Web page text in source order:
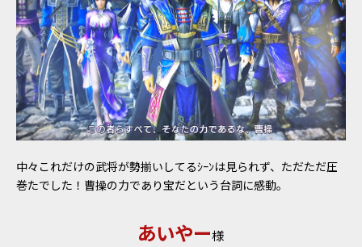
中々これだけの武将が勢揃いしてるｼｰﾝは見られず、ただただ圧
巻たでした！曹操の力であり宝だという台詞に感動。
あいやー様